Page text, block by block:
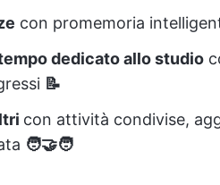
con promemoria
dedicato allo studio
📝
con attività condivise,
🧑‍🤝‍🧑